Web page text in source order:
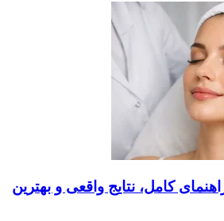
کامل، نتایج واقعی و بهترین